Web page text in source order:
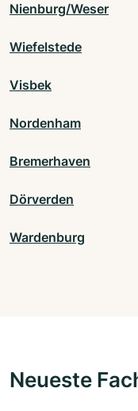
Nienburg/Weser
Wiefelstede
Visbek
Nordenham
Bremerhaven
Dörverden
Wardenburg
Neueste